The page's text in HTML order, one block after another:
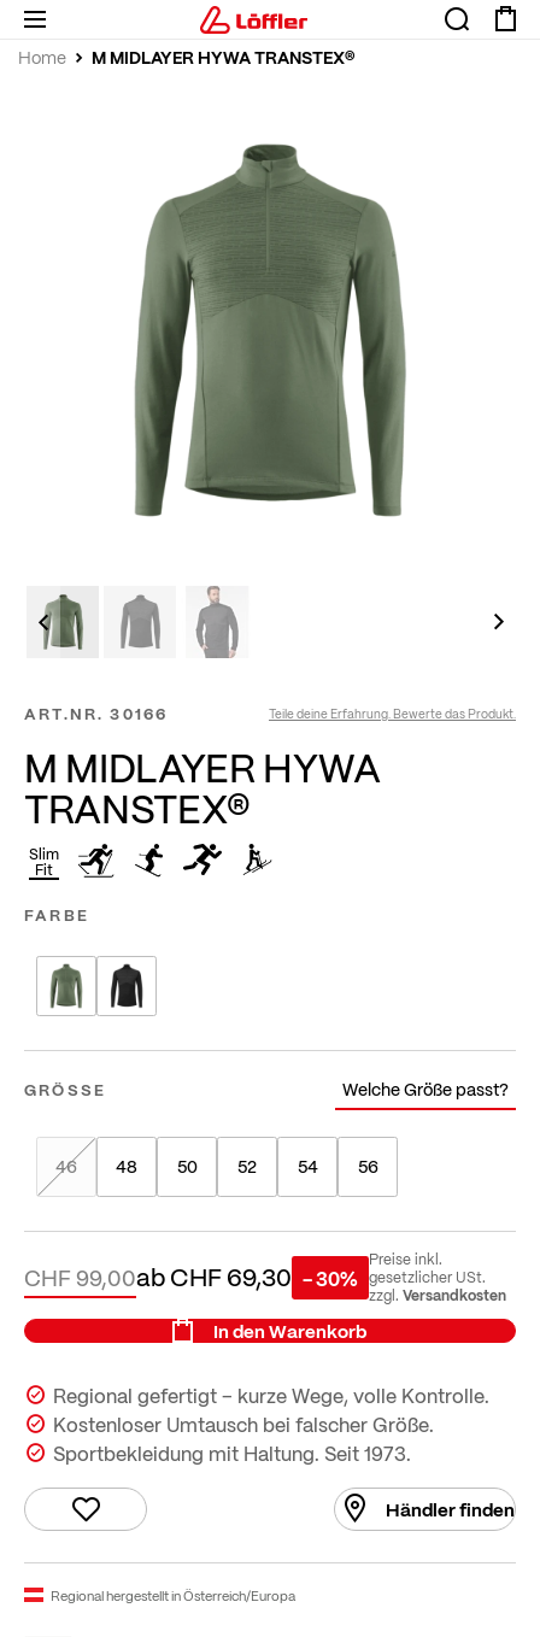
Home M MIDLAYER HYWA TRANSTEX®
ART.NR. 30166 Teile deine Erfahrung. Bewerte das Produkt.
M MIDLAYER HYWA
TRANSTEX®
Slim
Fit
FARBE
GRÖSSE Welche Größe passt?
46 48 50 52 54 56
abCHF 69,30
CHF 99,00 - 30%
Preise inkl.
gesetzlicher USt.
zzgl. Versandkosten
In den Warenkorb
Regional gefertigt – kurze Wege, volle Kontrolle.
Kostenloser Umtausch bei falscher Größe.
Sportbekleidung mit Haltung. Seit 1973.
Händler finden
Regional hergestellt in Österreich/Europa